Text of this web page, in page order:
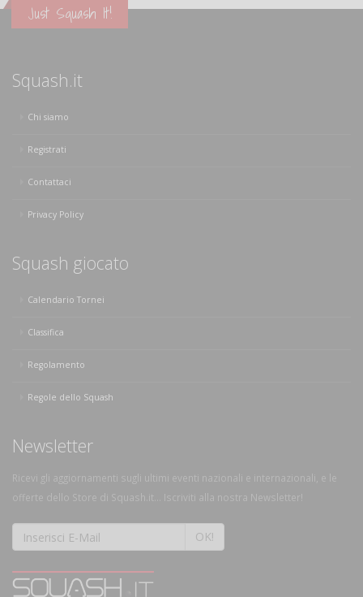
Just Squash It!
Squash.it
Chi siamo
Registrati
Contattaci
Privacy Policy
Squash giocato
Calendario Tornei
Classifica
Regolamento
Regole dello Squash
Newsletter
Ricevi gli aggiornamenti sugli ultimi eventi nazionali e internazionali, e le
offerte dello Store di Squash.it... Iscriviti alla nostra Newsletter!
OK!